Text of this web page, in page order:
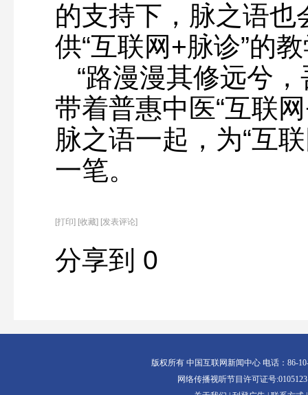
的支持下，脉之语
供“互联网+脉诊”的
“路漫漫其修远兮
带着普惠中医“互联
脉之语一起，为“互
一笔。
[打印] [收藏] [发表评论]
分享到 0